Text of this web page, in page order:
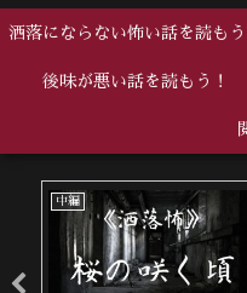
洒落にならない怖い話を読もう
後味が悪い話を読もう！
死ぬ程洒落にならない怖い話